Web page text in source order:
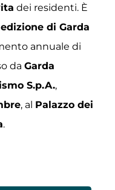
dei residenti. È
di Garda
annuale di
da Garda
S.p.A.,
, al Palazzo dei
.